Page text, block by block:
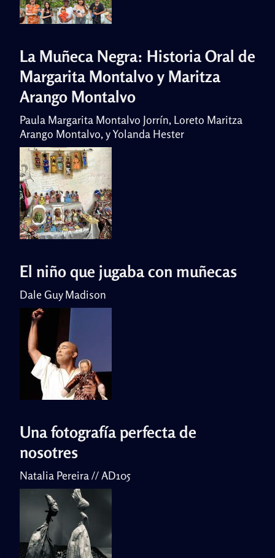
La Muñeca Negra: Historia Oral de
Margarita Montalvo y Maritza
Arango Montalvo
Paula Margarita Montalvo Jorrín, Loreto Maritza
Arango Montalvo, y Yolanda Hester
El niño que jugaba con muñecas
Dale Guy Madison
Una fotografía perfecta de
nosotres
Natalia Pereira // AD105